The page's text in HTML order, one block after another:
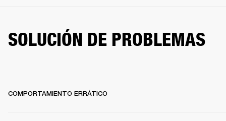
SOLUCIÓN DE PROBLEMAS
COMPORTAMIENTO ERRÁTICO